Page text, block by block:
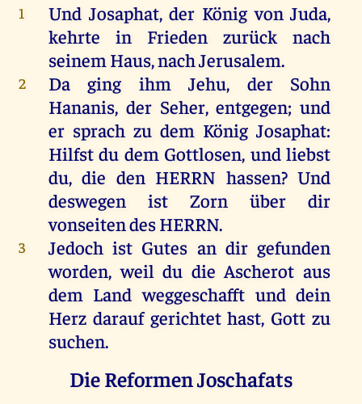
1 Und Josaphat,der König von Juda,
kehrte
in Frieden zurück
nach
seinem Haus,nachJerusalem.
2 Da ging ihm Jehu, der
Sohn
Hananis, der Seher,entgegen;und
er sprach zu dem König Josaphat:
Hilfst du dem Gottlosen, und liebst
du,die den HERRN hassen?Und
deswegen ist Zorn über
dir
vonseitendesHERRN.
3 Jedochist Gutes an dir gefunden
worden,weil du die Ascherotaus
dem Land weggeschafft und dein
Herz darauf gerichtet hast, Gott zu
suchen.
Die Reformen Joschafats